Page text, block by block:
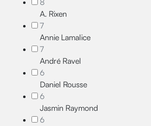
8
A. Rixen
7
Annie Lamalice
7
André Ravel
6
Daniel Rousse
6
Jasmin Raymond
6